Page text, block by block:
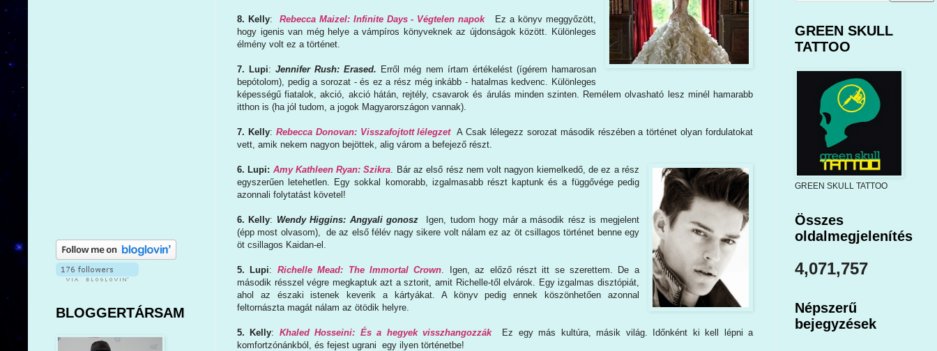
8. Kelly: Rebecca Maizel: Infinite Days - Végtelen napokEz a könyv meggyőzött,
hogy igenis van még helye a vámpíros könyveknek az újdonságok között. Különleges
élmény volt ez a történet.
7. Lupi:Jennifer Rush: Erased. Erről még nem írtam értékelést (ígérem hamarosan
bepótolom), pedig a sorozat - és ez a rész még inkább - hatalmas kedvenc. Különleges
képességű fiatalok, akció, akció hátán, rejtély, csavarok és árulás minden szinten. Remélem olvasható lesz minél hamarabb
itthon is (ha jól tudom, a jogok Magyarországon vannak).
7. Kelly: Rebecca Donovan: Visszafojtott lélegzet A Csak lélegezz sorozat második részében a történet olyan fordulatokat
vett, amik nekem nagyon bejöttek, alig várom a befejező részt.
6. Lupi: Amy Kathleen Ryan: Szikra . Bár az első rész nem volt nagyon kiemelkedő, de ez a rész
egyszerűen letehetlen. Egy sokkal komorabb, izgalmasabb részt kaptunk és a függővége pedig
azonnali folytatást követel!
6. Kelly: Wendy Higgins: Angyali gonosz
Igen, tudom hogy már a második rész is megjelent
(épp most olvasom), de az első félév nagy sikere volt nálam ez az öt csillagos történet benne egy
öt csillagos Kaidan-el.
5. Lupi: Richelle Mead: The Immortal Crown . Igen, az előző részt itt se szerettem. De a
második résszel végre megkaptuk azt a sztorit, amit Richelle-től elvárok. Egy izgalmas disztópiát,
ahol az északi istenek keverik a kártyákat. A könyv pedig ennek köszönhetően azonnal
feltornászta magát nálam az ötödik helyre.
5. Kelly: Khaled Hosseini: És a hegyek visszhangozzák
Ez egy más kultúra, másik világ. Időnként ki kell lépni a
komfortzónánkból, és fejest ugrani egy ilyen történetbe!
BLOGGERTÁRSAM
GREEN SKULL
TATTOO
GREEN SKULL TATTOO
Összes
oldalmegjelenítés
4,071,757
Népszerű
bejegyzések